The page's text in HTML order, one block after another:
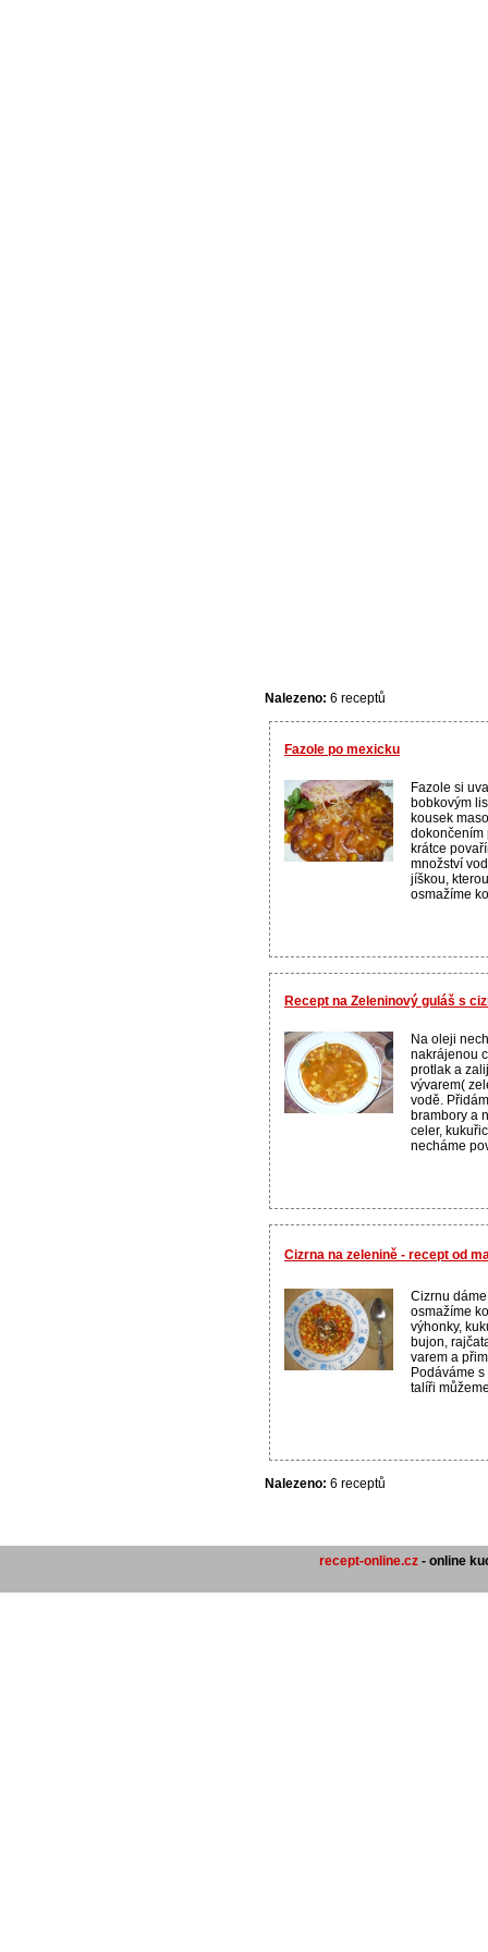
Nalezeno: 6 receptů
Fazole po mexicku
Fazole si
bobkovým
kousek
dokončením
krátce
množství
jíškou,
osmažíme
Recept na Zeleninový guláš s
Na oleji
nakrájenou
protlak a
vývarem(
vodě.
brambory a
celer,
necháme
Cizrna na zelenině - recept od
Cizrnu
osmažíme
výhonky,
bujon,
varem a
Podáváme
talíři
Nalezeno: 6 receptů
recept-online.cz - online